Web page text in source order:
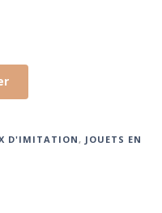
D'IMITATION, JOUETS EN